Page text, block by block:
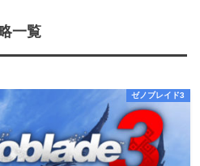
一覧
ゼノブレイド3